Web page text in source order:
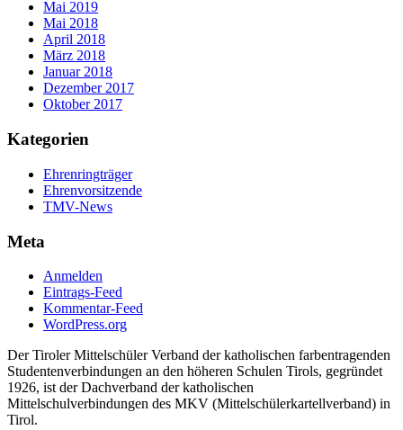
Mai 2019
Mai 2018
April 2018
März 2018
Januar 2018
Dezember 2017
Oktober 2017
Kategorien
Ehrenringträger
Ehrenvorsitzende
TMV-News
Meta
Anmelden
Eintrags-Feed
Kommentar-Feed
WordPress.org
Der Tiroler Mittelschüler Verband der katholischen farbentragenden
Studentenverbindungen an den höheren Schulen Tirols, gegründet
1926, ist der Dachverband der katholischen
Mittelschulverbindungen des MKV (Mittelschülerkartellverband) in
Tirol.